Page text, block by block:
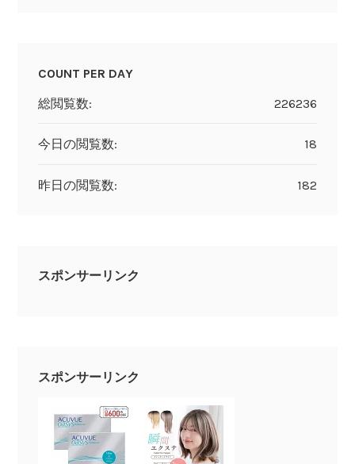
COUNT PER DAY
226236
総閲覧数:
18
今日の閲覧数:
182
昨日の閲覧数:
スポンサーリンク
スポンサーリンク